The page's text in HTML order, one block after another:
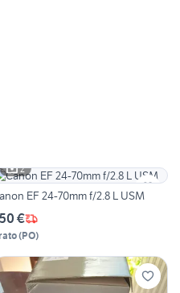
2
EF 24-70mm f/2.8 L USM
€
(PO)